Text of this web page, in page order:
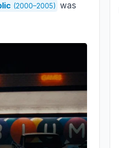
(2000–2005)
was